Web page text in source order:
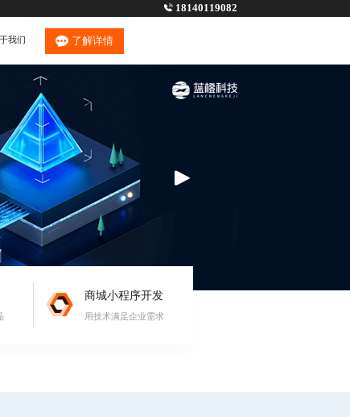
18140119082
我们 了解详情
商城小程序开发
用技术满足企业需求